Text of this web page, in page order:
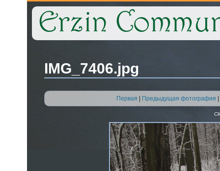
IMG_7406.jpg
Первая Предыдущая фотография